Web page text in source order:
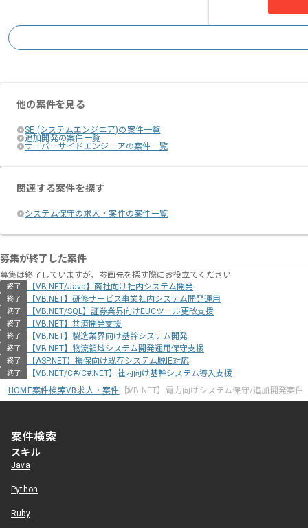
他の案件を見る
SE (システムエンジニア)の案件一覧
追加開発の案件一覧
サーバーサイドエンジニアの案件一覧
関連する案件を探す
システム保守の求人・案件の案件一覧
募集が終了した案件
募集は終了していますが、参画先を探す際にお役立てください
終了 【VB.NET/Java】商社向け社内システム開発
終了 【VB.NET】研修サービス事業社内システム開発運用
終了 【VB.NET/SQL】証券業界向けEUCツール更改支援
終了 【VB.NET】共済開発支援
終了 【VB.NET】製造業界向け基幹システム開発
終了 【VB.NET】物流領域システム開発運用保守支援
終了 【ASP.NET】損保向け既存システム脱IE対応
終了
【VB.NET/C#/C#.NET】社内向け基幹システム導入支援
HOME案件検索VB求人・案件 【VB.NET】電力向けシステム保守/追加開発案件
案件検索
スキル
Java
Python
Ruby